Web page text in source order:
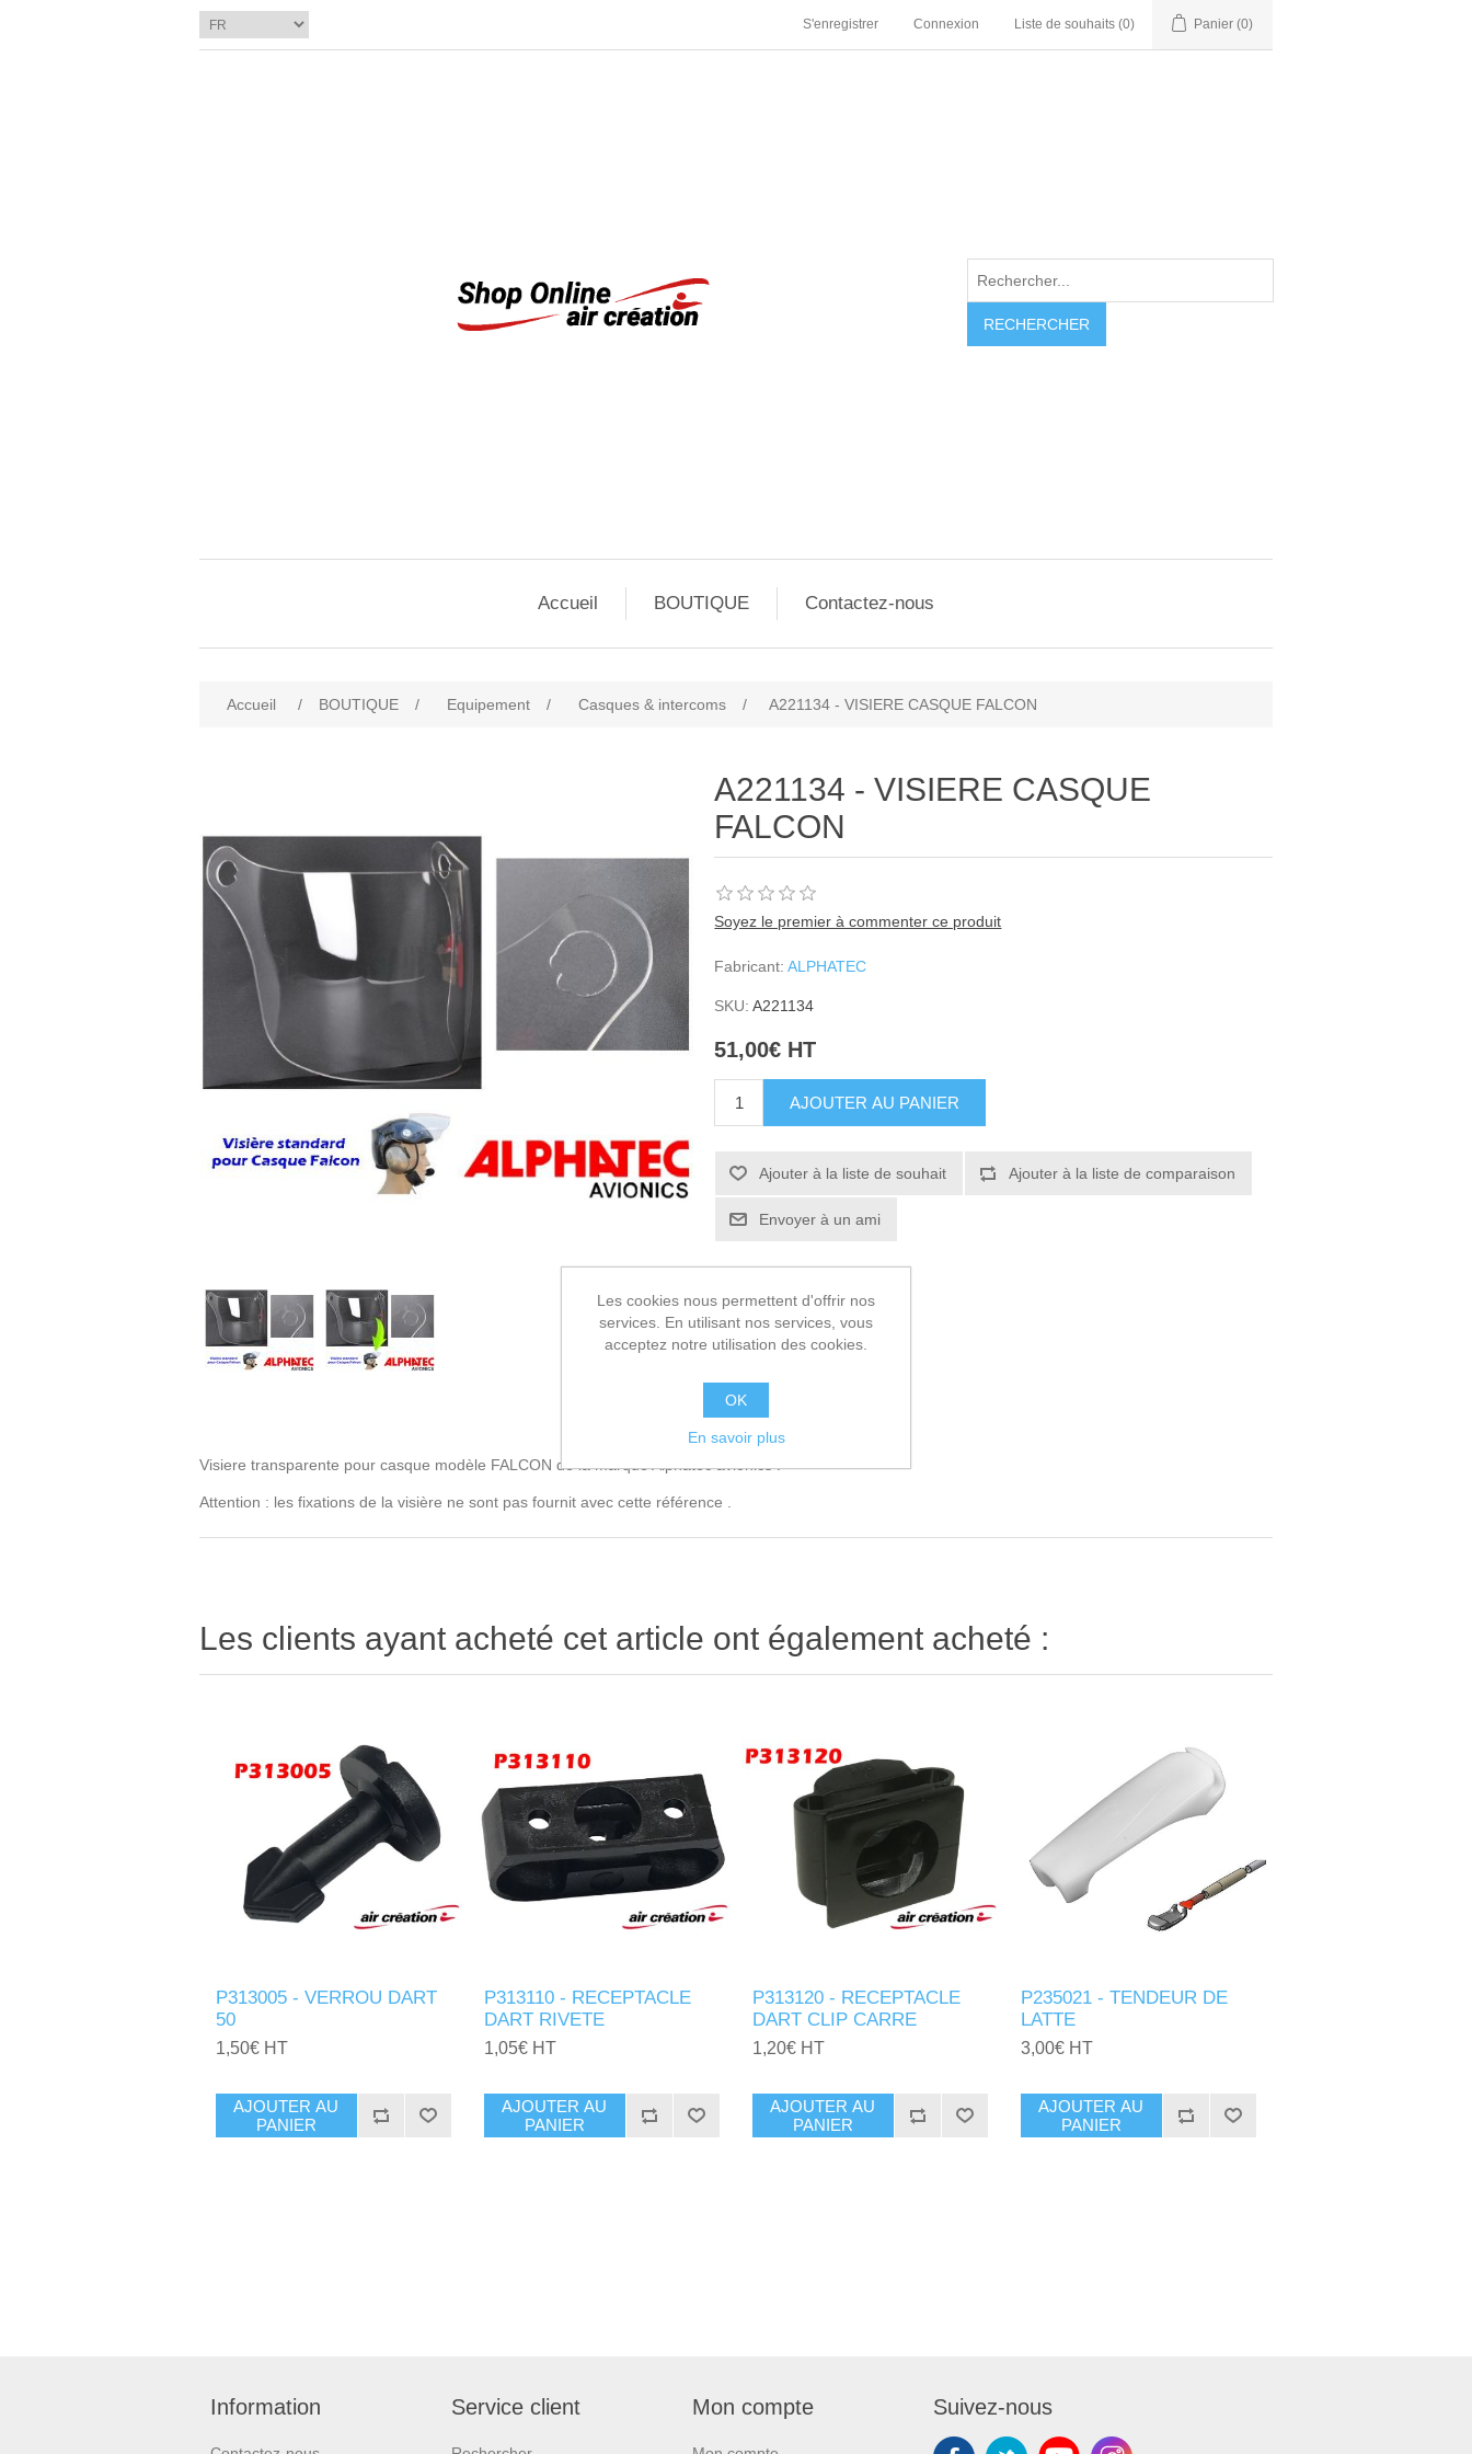
S'enregistrer Connexion Liste de souhaits (0) Panier (0)
RECHERCHER
Accueil BOUTIQUE Contactez-nous
Accueil / BOUTIQUE / Equipement / Casques & intercoms / A221134 - VISIERE CASQUE FALCON
A221134 - VISIERE CASQUE
FALCON
Soyez le premier à commenter ce produit
Fabricant: ALPHATEC
SKU: A221134
51,00€ HT
AJOUTER AU PANIER
Ajouter à la liste de souhait Ajouter à la liste de comparaison
Envoyer à un ami
Visiere transparente pour casque modèle FALCON de la marque Alphatec avionics .
Attention : les fixations de la visière ne sont pas fournit avec cette référence .
Les clients ayant acheté cet article ont également acheté :
P313005 - VERROU DART
50
1,50€ HT
AJOUTER AU
PANIER
P313110 - RECEPTACLE
DART RIVETE
1,05€ HT
AJOUTER AU
PANIER
P313120 - RECEPTACLE
DART CLIP CARRE
1,20€ HT
AJOUTER AU
PANIER
P235021 - TENDEUR DE
LATTE
3,00€ HT
AJOUTER AU
PANIER
Information Service client Mon compte Suivez-nous
Les cookies nous permettent d'offrir nos
services. En utilisant nos services, vous
acceptez notre utilisation des cookies.
OK
En savoir plus